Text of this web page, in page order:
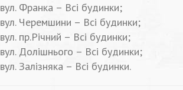
вул. Франка – Всі будинки;
вул. Черемшини – Всі будинки;
вул. пр.Річний – Всі будинки;
вул. Долішнього – Всі будинки;
вул. Залізняка – Всі будинки.